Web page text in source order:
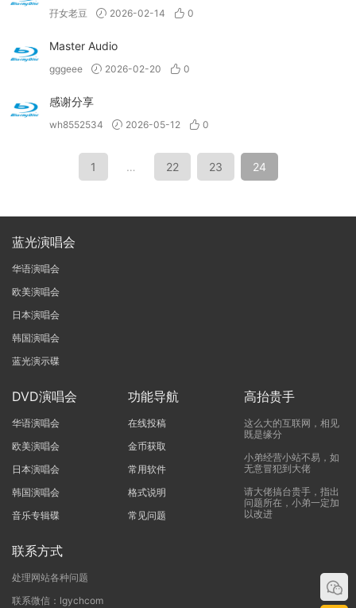
孖女老豆 2026-02-14 0
Master Audio
gggeee 2026-02-20 0
感谢分享
wh8552534 2026-05-12 0
1 … 22 23 24
蓝光演唱会
华语演唱会
欧美演唱会
日本演唱会
韩国演唱会
蓝光演示碟
DVD演唱会
华语演唱会
欧美演唱会
日本演唱会
韩国演唱会
音乐专辑碟
功能导航
在线投稿
金币获取
常用软件
格式说明
常见问题
高抬贵手
这么大的互联网，相见
既是缘分
小弟经营小站不易，如
无意冒犯到大佬
请大佬搞台贵手，指出
问题所在，小弟一定加
以改进
联系方式
处理网站各种问题
联系微信：lgychcom